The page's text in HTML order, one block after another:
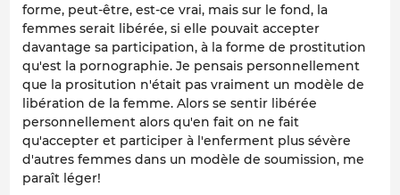
forme, peut-être, est-ce vrai, mais sur le fond, la
femmes serait libérée, si elle pouvait accepter
davantage sa participation, à la forme de prostitution
qu'est la pornographie. Je pensais personnellement
que la prositution n'était pas vraiment un modèle de
libération de la femme. Alors se sentir libérée
personnellement alors qu'en fait on ne fait
qu'accepter et participer à l'enferment plus sévère
d'autres femmes dans un modèle de soumission, me
paraît léger!